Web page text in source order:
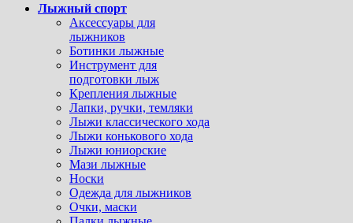
Лыжный спорт
Аксессуары для
лыжников
Ботинки лыжные
Инструмент для
подготовки лыж
Крепления лыжные
Лапки, ручки, темляки
Лыжи классического хода
Лыжи конькового хода
Лыжи юниорские
Мази лыжные
Носки
Одежда для лыжников
Очки, маски